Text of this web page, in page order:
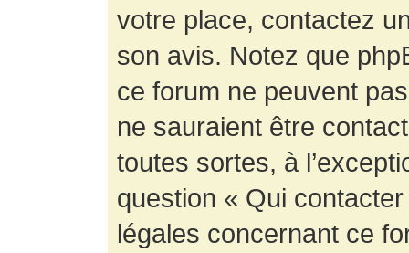
votre place, contactez
son avis. Notez que
ce forum ne peuvent
ne sauraient être
toutes sortes, à
question « Qui
légales concernant ce